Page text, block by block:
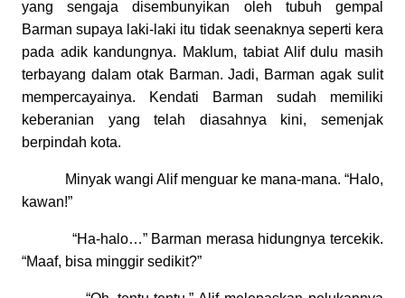
yang sengaja disembunyikan oleh tubuh gempal
Barman supaya laki-laki itu tidak seenaknya seperti kera
pada adik kandungnya. Maklum, tabiat Alif dulu masih
terbayang dalam otak Barman. Jadi, Barman agak sulit
mempercayainya. Kendati Barman sudah memiliki
keberanian yang telah diasahnya kini, semenjak
berpindah kota.
Minyak wangi Alif menguar ke mana-mana. “Halo,
kawan!”
“Ha-halo…” Barman merasa hidungnya tercekik.
“Maaf, bisa minggir sedikit?”